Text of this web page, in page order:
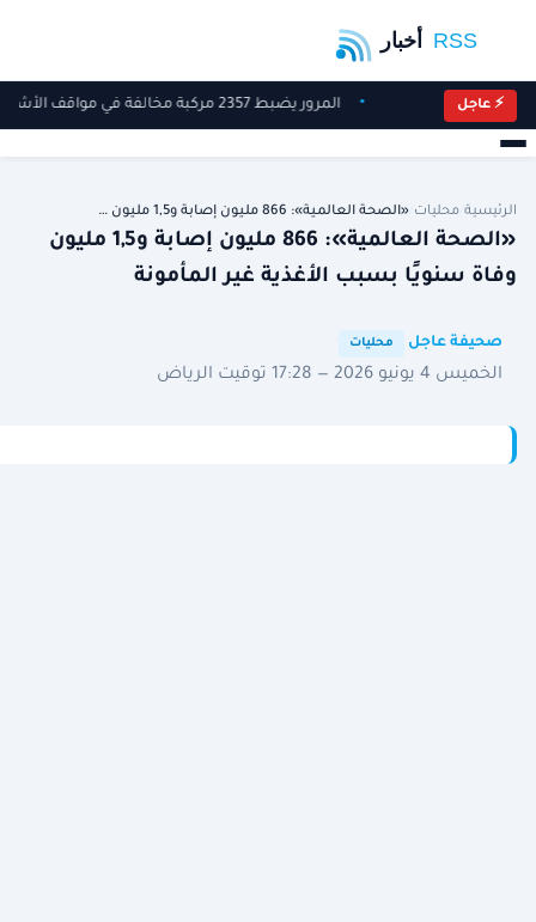
⚡ عاجل المرور يضبط 2357 مركبة مخالفة في مواقف الأشخاص ذوي الإعاقة
الرئيسية محليات «الصحة العالمية»: 866 مليون إصابة و1,5 مليون …
«الصحة العالمية»: 866 مليون إصابة و1,5 مليون
وفاة سنويًا بسبب الأغذية غير المأمونة
صحيفة عاجل محليات
الخميس 4 يونيو 2026 — 17:28 توقيت الرياض